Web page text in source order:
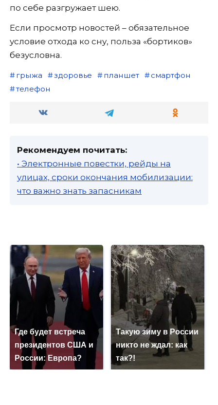
по себе разгружает шею.
Если просмотр новостей – обязательное
условие отхода ко сну, польза «бортиков»
безусловна.
грыжа здоровье планшет
смартфон
телефон
Рекомендуем почитать:
• Электронные повестки, рейды на
улицах, сроки окончания мобилизации:
что важно знать запасникам
Где будет встреча
президентов США и
России: Европа?
Такую зиму в России
никто не ждал: как
так?!